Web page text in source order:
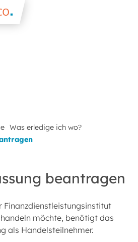
Was erledige ich wo?
beantragen
Finanzdienstleistungsinstitut
möchte, benötigt das
als Handelsteilnehmer.